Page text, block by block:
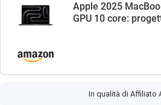
Apple 2025
GPU 10 core:
In qualità di Affiliato